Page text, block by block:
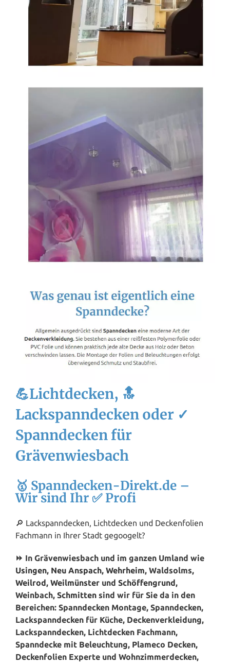
💪Lichtdecken, 🔝
Lackspanndecken oder ✓
Spanndecken für
Grävenwiesbach
🥇 Spanndecken-Direkt.de –
Wir sind Ihr ✅ Profi
🔎 Lackspanndecken, Lichtdecken und Deckenfolien
Fachmann in Ihrer Stadt gegoogelt?
⏩ In Grävenwiesbach und im ganzen Umland wie
Usingen, Neu Anspach, Wehrheim, Waldsolms,
Weilrod, Weilmünster und Schöffengrund,
Weinbach, Schmitten sind wir für Sie da in den
Bereichen: Spanndecken Montage, Spanndecken,
Lackspanndecken für Küche, Deckenverkleidung,
Lackspanndecken, Lichtdecken Fachmann,
Spanndecke mit Beleuchtung, Plameco Decken,
Deckenfolien Experte und Wohnzimmerdecken,